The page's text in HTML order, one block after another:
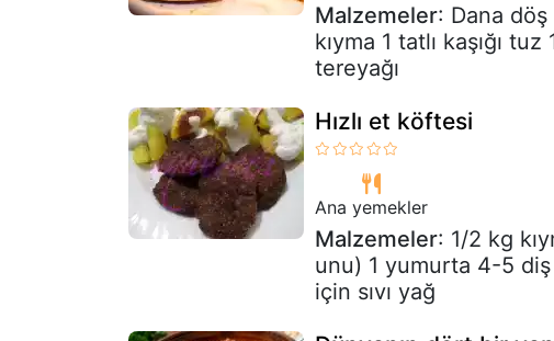
Malzemeler: Dana
kıyma 1 tatlı kaşığı
tereyağı
Hızlı et köftesi
Ana yemekler
Malzemeler: 1/2 kg
unu) 1 yumurta 4-5
için sıvı yağ